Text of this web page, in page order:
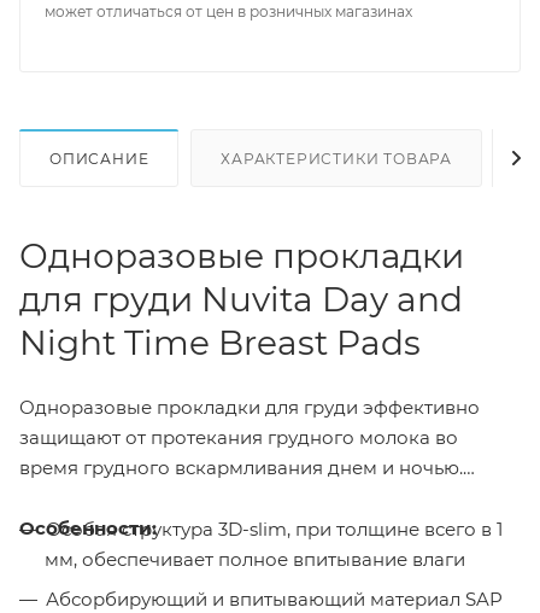
может отличаться от цен в розничных магазинах
ОПИСАНИЕ ХАРАКТЕРИСТИКИ ТОВАРА
Одноразовые прокладки
для груди Nuvita Day and
Night Time Breast Pads
Одноразовые прокладки для груди эффективно
защищают от протекания грудного молока во
время грудного вскармливания днем и ночью.
Особенности:
Особая структура 3D-slim, при толщине всего в 1
мм, обеспечивает полное впитывание влаги
Абсорбирующий и впитывающий материал SAP